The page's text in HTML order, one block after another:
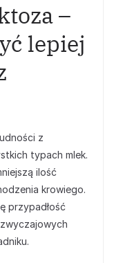
–
lepiej
z
typach mlek.
ilość
krowiego.
przypadłość